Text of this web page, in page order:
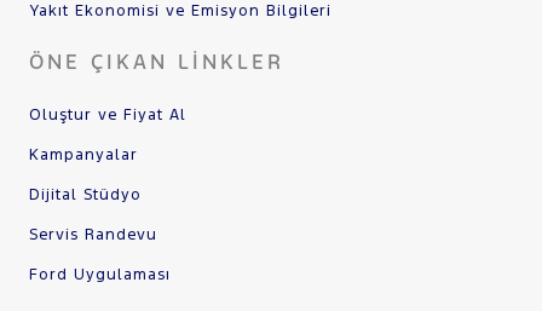
Yakıt Ekonomisi ve Emisyon Bilgileri
ÖNE ÇIKAN LINKLER
Oluştur ve Fiyat Al
Kampanyalar
Dijital Stüdyo
Servis Randevu
Ford Uygulaması